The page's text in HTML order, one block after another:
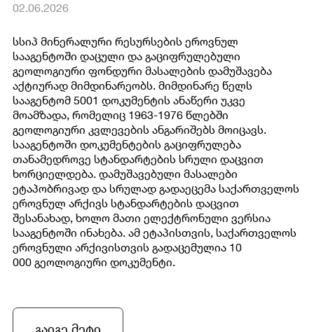
02.06.2026
სსიპ მინერალური რესურსების ეროვნულ
სააგენტოში დაცული და გაციფრულებული
გეოლოგიური ფონდური მასალების დამუშავება
აქტიურად მიმდინარეობს. მიმდინარე წელს
სააგენტომ 5001 დოკუმენტის ანაწერი უკვე
მოამზადა, რომელიც 1963-1976 წლებში
გეოლოგიური კვლევების ანგარიშებს მოიცავს.
სააგენტოში დოკუმენტების გაციფრულება
თანამედროვე სტანდარტების სრული დაცვით
ხორციელდება. დამუშავებული მასალები
ეტაპობრივად და სრულად გადაეცემა საქართველოს
ეროვნულ არქივს სტანდარტების დაცვით
შესანახად, ხოლო მათი ელექტრონული ვერსია
სააგენტოში ინახება. ამ ეტაპისთვის, საქართველოს
ეროვნული არქივისთვის გადაცემულია 10
000 გეოლოგიური დოკუმენტი.
გაიგე მეტი